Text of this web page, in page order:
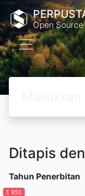
Open
Ditapis
Tahun Penerbitan
1 951